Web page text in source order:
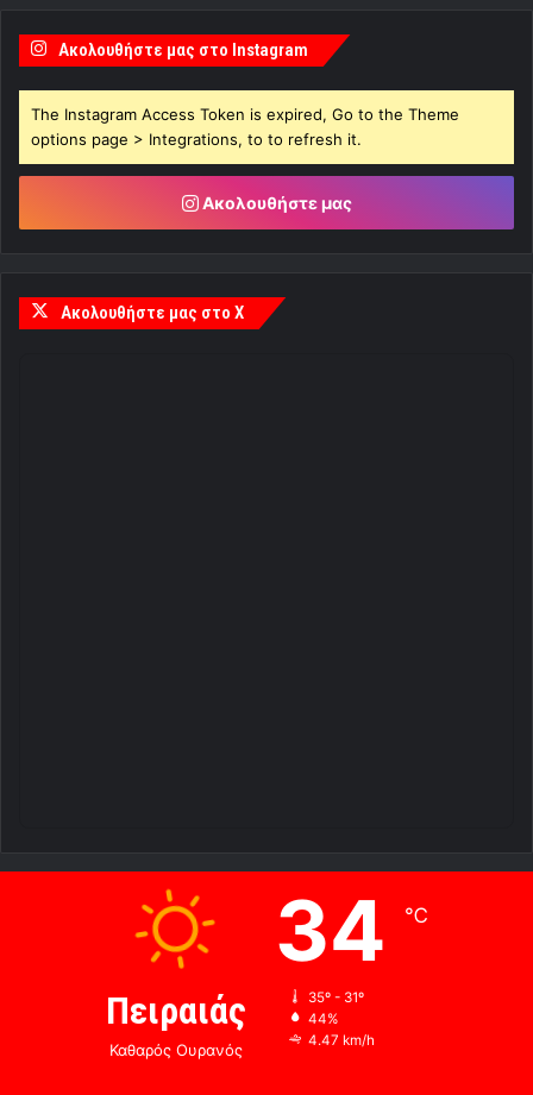
Ακολουθήστε μας στο Instagram
The Instagram Access Token is expired, Go to the Theme
options page > Integrations, to to refresh it.
Ακολουθήστε μας
Ακολουθήστε μας στο X
Πειραιάς
Καθαρός Ουρανός
34 ℃
35º - 31º
44%
4.47 km/h